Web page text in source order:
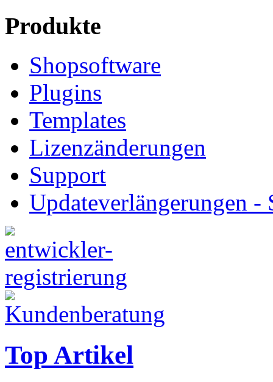
Produkte
Shopsoftware
Plugins
Templates
Lizenzänderungen
Support
Updateverlängerungen -
Top Artikel